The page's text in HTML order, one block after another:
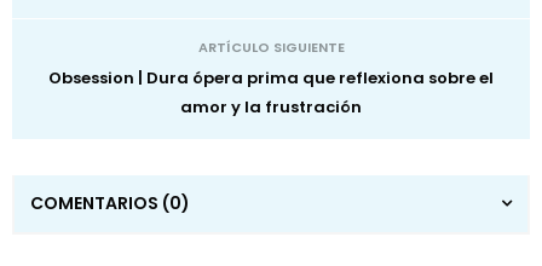
ARTÍCULO SIGUIENTE
Obsession | Dura ópera prima que reflexiona sobre el
amor y la frustración
COMENTARIOS (0)